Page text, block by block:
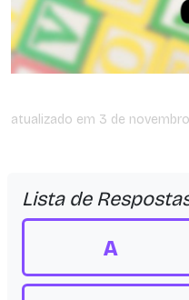
atualizado em 3 de
Lista de
A